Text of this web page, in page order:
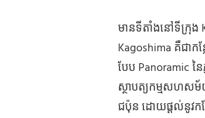
មានទីតាំងនៅទីក្រុង
Kagoshima គឺជា
បែប Panoramic នៃ
ស្ថាបត្យកម្មសហស
ជប៉ុន ដោយផ្តល់នូវកន្